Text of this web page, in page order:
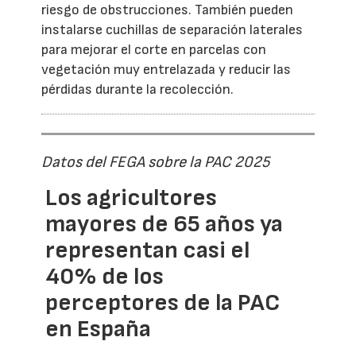
riesgo de obstrucciones. También pueden
instalarse cuchillas de separación laterales
para mejorar el corte en parcelas con
vegetación muy entrelazada y reducir las
pérdidas durante la recolección.
Datos del FEGA sobre la PAC 2025
Los agricultores
mayores de 65 años ya
representan casi el
40% de los
perceptores de la PAC
en España